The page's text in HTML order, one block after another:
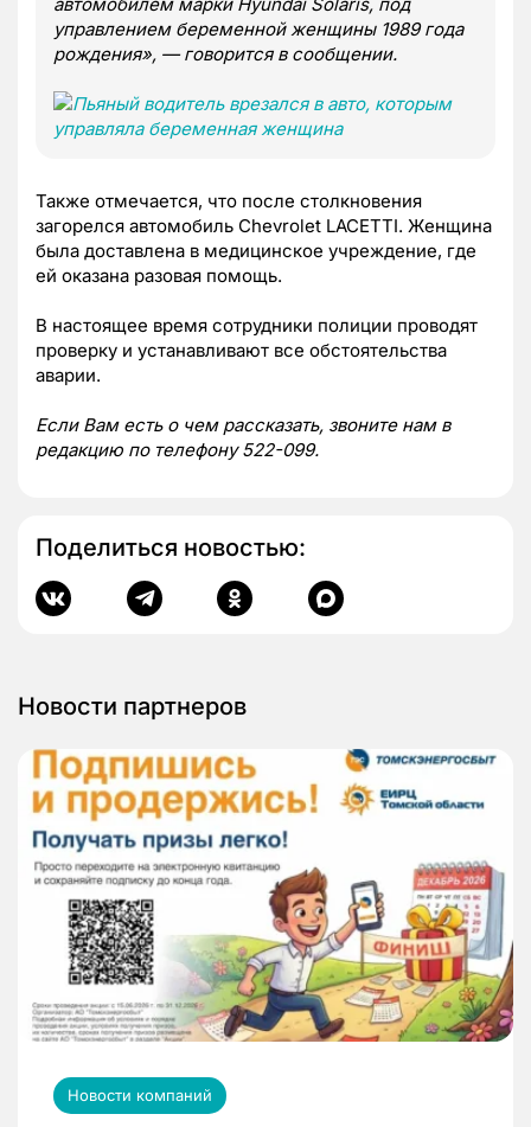
управлением беременной женщины 1989 года
рождения», — говорится в сообщении.
Также отмечается, что после столкновения
загорелся автомобиль Chevrolet LACETTI. Женщина
была доставлена в медицинское учреждение, где
ей оказана разовая помощь.
В настоящее время сотрудники полиции проводят
проверку и устанавливают все обстоятельства
аварии.
Если Вам есть о чем рассказать, звоните нам в
редакцию по телефону 522-099.
Поделиться новостью:
Новости партнеров
Новости компаний